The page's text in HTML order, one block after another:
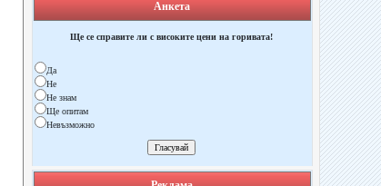
Анкета
Ще се справите ли с високите цени на горивата!
Да
Не
Не знам
Ще опитам
Невъзможно